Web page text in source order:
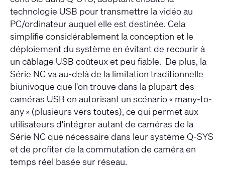
technologie USB pour transmettre la vidéo au
PC/ordinateur auquel elle est destinée. Cela
simplifie considérablement la conception et le
déploiement du système en évitant de recourir à
un câblage USB coûteux et peu fiable. De plus, la
Série NC va au-delà de la limitation traditionnelle
biunivoque que l'on trouve dans la plupart des
caméras USB en autorisant un scénario « many-to-
any » (plusieurs vers toutes), ce qui permet aux
utilisateurs d'intégrer autant de caméras de la
Série NC que nécessaire dans leur système Q-SYS
et de profiter de la commutation de caméra en
temps réel basée sur réseau.